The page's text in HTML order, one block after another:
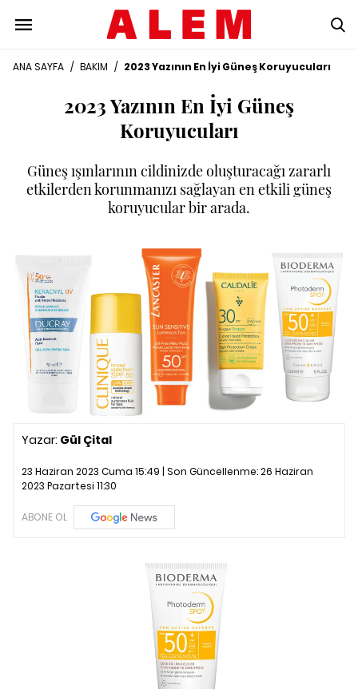
ANA SAYFA / BAKIM / 2023 Yazının En İyi Güneş Koruyucuları
2023 Yazının En İyi Güneş
Koruyucuları
Güneş ışınlarının cildinizde oluşturacağı zararlı
etkilerden korunmanızı sağlayan en etkili güneş
koruyucular bir arada.
Yazar: Gül Çital
23 Haziran 2023 Cuma 15:49 | Son Güncellenme:26 Haziran
2023 Pazartesi 11:30
ABONE OL